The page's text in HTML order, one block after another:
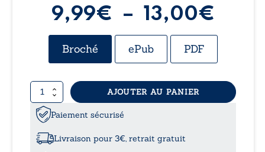
9,99€ – 13,00€
de
Broché ePub PDF
quantité
de
L’écho
silence
AJOUTER AU PANIER
Paiement sécurisé
Livraison pour 3€, retrait gratuit